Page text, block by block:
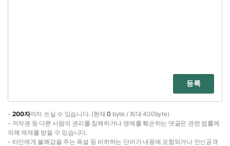
등록
- 200자까지 쓰실 수 있습니다. (현재0 byte / 최대 400byte)
- 저작권 등 다른 사람의 권리를 침해하거나 명예를 훼손하는 댓글은 관련 법률에
의해 제재를 받을 수 있습니다.
- 타인에게 불쾌감을 주는 욕설 등 비하하는 단어가 내용에 포함되거나 인신공격